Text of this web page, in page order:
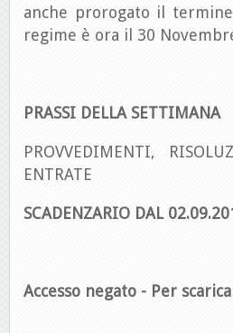
anche prorogato il
regime è ora il 30
PRASSI DELLA SETTIMANA
PROVVEDIMENTI,
ENTRATE
SCADENZARIO DAL
Accesso negato - Per